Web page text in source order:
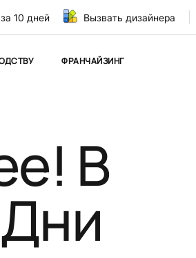
10 дней Вызвать дизайнера
ФРАНЧАЙЗИНГ
В